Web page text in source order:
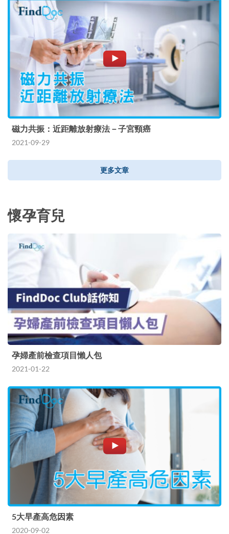
磁力共振：近距離放射療法－子宮頸癌
2021-09-29
更多文章
懷孕育兒
孕婦產前檢查項目懶人包
2021-01-22
5大早產高危因素
2020-09-02